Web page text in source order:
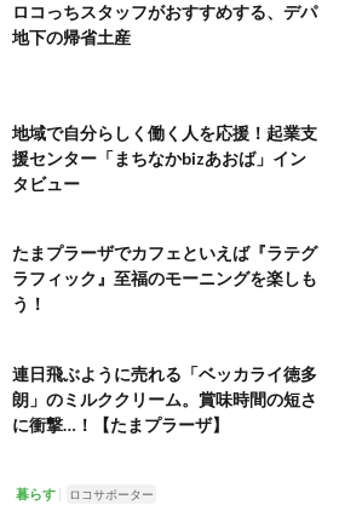
ロコっちスタッフがおすすめする、デパ
地下の帰省土産
地域で自分らしく働く人を応援！起業支
援センター「まちなかbizあおば」イン
タビュー
たまプラーザでカフェといえば『ラテグ
ラフィック』至福のモーニングを楽しも
う！
連日飛ぶように売れる「ベッカライ徳多
朗」のミルククリーム。賞味時間の短さ
に衝撃…！【たまプラーザ】
暮らす ロコサポーター